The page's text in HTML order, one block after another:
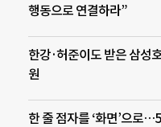
행동으로 연결하라”
한강·허준이도 받은 삼성
원
한 줄 점자를 ‘화면’으로